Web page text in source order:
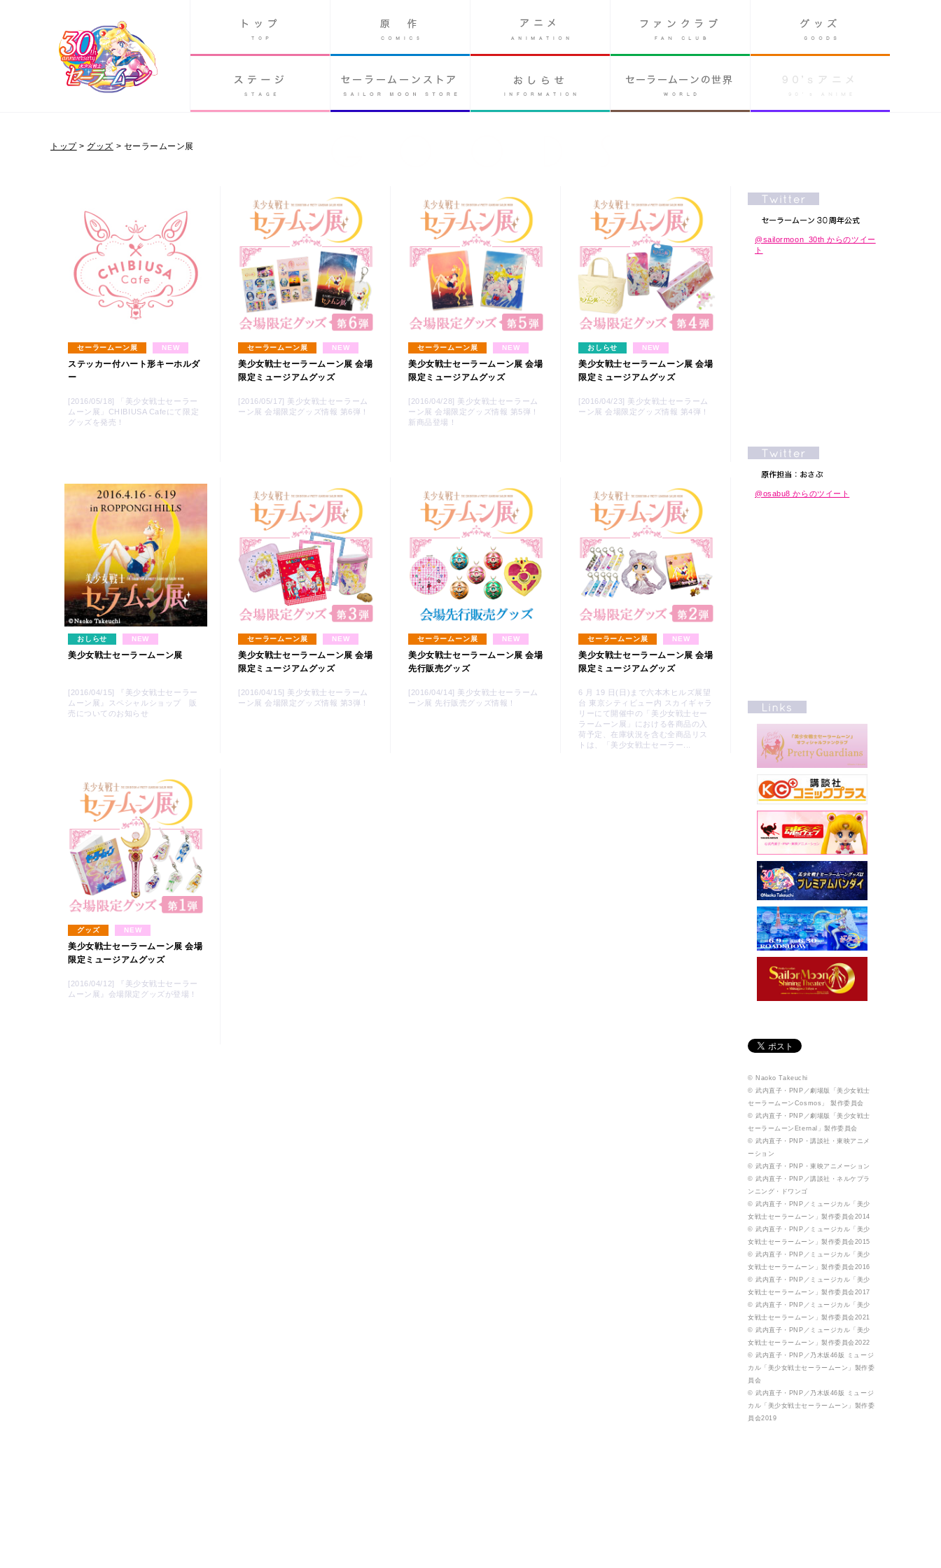
90's アニメPAST ANIME
トップ> グッズ > セーラームーン展
セーラームーン展 NEW
ステッカー付ハート形キーホルダ
ー
[2016/05/18] 「美少女戦士セーラー
ムーン展」CHIBIUSA Cafeにて限定
グッズを発売！
セーラームーン展 NEW
美少女戦士セーラームーン展 会場
限定ミュージアムグッズ
[2016/05/17] 美少女戦士セーラーム
ーン展 会場限定グッズ情報 第6弾！
セーラームーン展 NEW
美少女戦士セーラームーン展 会場
限定ミュージアムグッズ
[2016/04/28] 美少女戦士セーラーム
ーン展 会場限定グッズ情報 第5弾！
新商品登場！
おしらせ NEW
美少女戦士セーラームーン展 会場
限定ミュージアムグッズ
[2016/04/23] 美少女戦士セーラーム
ーン展 会場限定グッズ情報 第4弾！
おしらせ NEW
美少女戦士セーラームーン展
[2016/04/15] 『美少女戦士セーラー
ムーン展』スペシャルショップ 販
売についてのお知らせ
セーラームーン展 NEW
美少女戦士セーラームーン展 会場
限定ミュージアムグッズ
[2016/04/15] 美少女戦士セーラーム
ーン展 会場限定グッズ情報 第3弾！
セーラームーン展 NEW
美少女戦士セーラームーン展 会場
先行販売グッズ
[2016/04/14] 美少女戦士セーラーム
ーン展 先行販売グッズ情報！
セーラームーン展 NEW
美少女戦士セーラームーン展 会場
限定ミュージアムグッズ
6 月 19 日(日)まで六本木ヒルズ展望
台 東京シティビュー内 スカイギャラ
リーにて開催中の「美少女戦士セー
ラームーン展」における各商品の入
荷予定、在庫状況を含む全商品リス
トは、「美少女戦士セーラー...
グッズ NEW
美少女戦士セーラームーン展 会場
限定ミュージアムグッズ
[2016/04/12] 『美少女戦士セーラー
ムーン展』会場限定グッズが登場！
@sailormoon_30th からのツイー
ト
@osabu8 からのツイート
© Naoko Takeuchi
© 武内直子・PNP／劇場版「美少女戦士
セーラームーンCosmos」 製作委員会
© 武内直子・PNP／劇場版「美少女戦士
セーラームーンEternal」製作委員会
© 武内直子・PNP・講談社・東映アニメ
ーション
© 武内直子・PNP・東映アニメーション
© 武内直子・PNP／講談社・ネルケプラ
ンニング・ドワンゴ
© 武内直子・PNP／ミュージカル「美少
女戦士セーラームーン」製作委員会2014
© 武内直子・PNP／ミュージカル「美少
女戦士セーラームーン」製作委員会2015
© 武内直子・PNP／ミュージカル「美少
女戦士セーラームーン」製作委員会2016
© 武内直子・PNP／ミュージカル「美少
女戦士セーラームーン」製作委員会2017
© 武内直子・PNP／ミュージカル「美少
女戦士セーラームーン」製作委員会2021
© 武内直子・PNP／ミュージカル「美少
女戦士セーラームーン」製作委員会2022
© 武内直子・PNP／乃木坂46版 ミュージ
カル「美少女戦士セーラームーン」製作委
員会
© 武内直子・PNP／乃木坂46版 ミュージ
カル「美少女戦士セーラームーン」製作委
員会2019